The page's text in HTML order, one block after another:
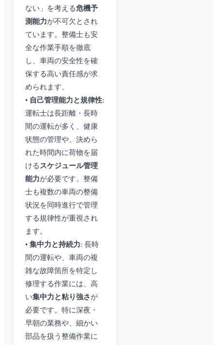
ない」を考える危機予
測能力が不可欠とされ
ています。整備士も安
全な作業手順を徹底
し、車両の安全性を確
保する高い責任感が求
められます。
• 自己管理能力と規律性:
運転士は長距離・長時
間の運転が多く、健康
状態の管理や、決めら
れた時間内に荷物を届
ける スケジュール管理
能力が必要です。整備
士も複数の車両の整備
状況を同時進行で管理
する規律性が重視され
ます。
• 集中力と持続力: 長時
間の運転や、車両の複
雑な故障箇所を特定し
修理する作業には、高
い集中力と粘り強さが
必要です。特に深夜・
早朝の業務や、細かい
部品を扱う整備作業に